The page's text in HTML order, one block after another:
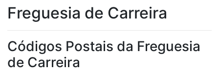
Freguesia de Carreira
Códigos Postais da Freguesia
de Carreira